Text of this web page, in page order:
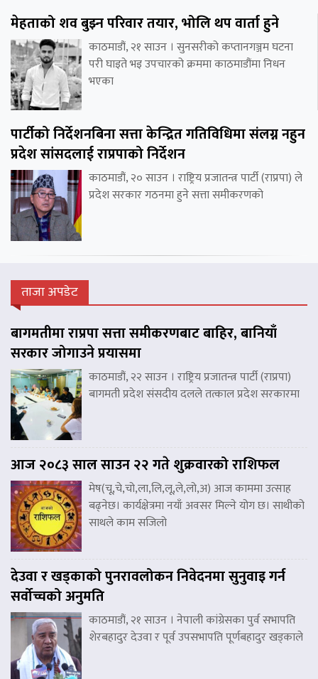
मेहताको शव बुझ्न परिवार तयार, भोलि थप वार्ता हुने
काठमाडौं, २१ साउन । सुनसरीको कप्तानगञ्जम घटना
परी घाइते भइ उपचारको क्रममा काठमाडौंमा निधन
भएका
पार्टीको निर्देशनबिना सत्ता केन्द्रित गतिविधिमा संलग्न नहुन
प्रदेश सांसदलाई राप्रपाको निर्देशन
काठमाडौं, २० साउन । राष्ट्रिय प्रजातन्त्र पार्टी (राप्रपा) ले
प्रदेश सरकार गठनमा हुने सत्ता समीकरणको
ताजा अपडेट
बागमतीमा राप्रपा सत्ता समीकरणबाट बाहिर, बानियाँ
सरकार जोगाउने प्रयासमा
काठमाडौं, २२ साउन । राष्ट्रिय प्रजातन्त्र पार्टी (राप्रपा)
बागमती प्रदेश संसदीय दलले तत्काल प्रदेश सरकारमा
आज २०८३ साल साउन २२ गते शुक्रवारको राशिफल
मेष(चू,चे,चो,ला,लि,लू,ले,लो,अ) आज काममा उत्साह
बढ्नेछ। कार्यक्षेत्रमा नयाँ अवसर मिल्ने योग छ। साथीको
साथले काम सजिलो
देउवा र खड्काको पुनरावलोकन निवेदनमा सुनुवाइ गर्न
सर्वोच्चको अनुमति
काठमाडौं, २१ साउन । नेपाली कांग्रेसका पुर्व सभापति
शेरबहादुर देउवा र पूर्व उपसभापति पूर्णबहादुर खड्काले